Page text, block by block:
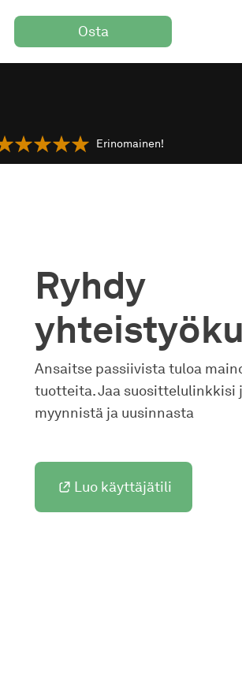
Osta
Erinomainen!
Ryhdy
Ansaitse passiivista tuloa
tuotteita. Jaa suosittelulinkkisi
myynnistä ja uusinnasta
Luo käyttäjätili